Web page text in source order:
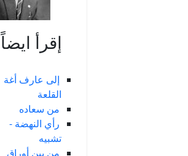
إقرأ ايضاً
إلى عارف أغة
القلعة
من سعاده
رأي النهضة -
تشبيه
من بين أوراق